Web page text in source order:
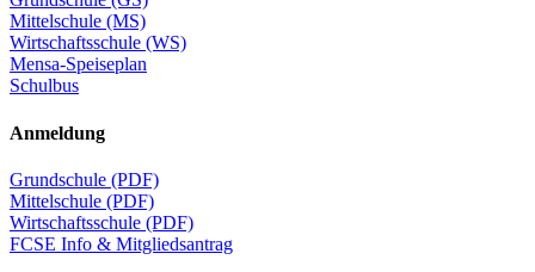
Mittelschule (MS)
Wirtschaftsschule (WS)
Mensa-Speiseplan
Schulbus
Anmeldung
Grundschule (PDF)
Mittelschule (PDF)
Wirtschaftsschule (PDF)
FCSE Info & Mitgliedsantrag